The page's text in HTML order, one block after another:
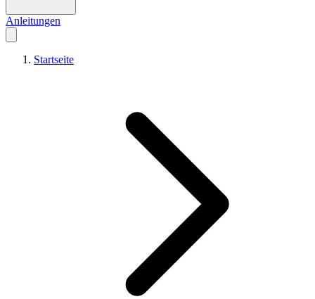
Anleitungen
Startseite